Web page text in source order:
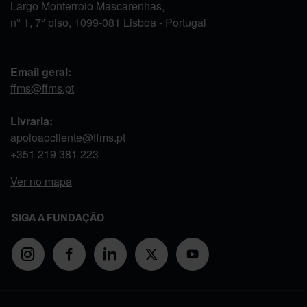
Largo Monterroio Mascarenhas,
nº 1, 7º piso, 1099-081 Lisboa - Portugal
Email geral:
ffms@ffms.pt
Livraria:
apoioaocliente@ffms.pt
+351 219 381 223
Ver no mapa
SIGA A FUNDAÇÃO